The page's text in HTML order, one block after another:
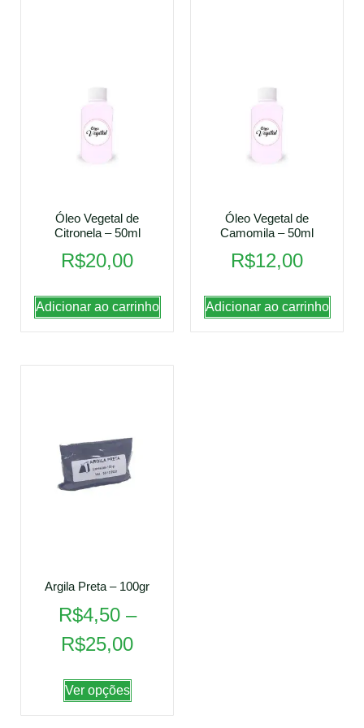
Óleo Vegetal de
Citronela – 50ml
R$20,00
Adicionar ao carrinho
Óleo Vegetal de
Camomila – 50ml
R$12,00
Adicionar ao carrinho
Argila Preta – 100gr
R$4,50 –
R$25,00
Ver opções